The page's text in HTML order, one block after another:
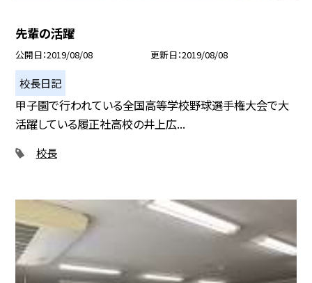
先輩の活躍
公開日 2019/08/08 更新日 2019/08/08
校長日記
甲子園で行われている全国高等学校野球選手権大会で大
活躍している履正社高校の井上広...
校長